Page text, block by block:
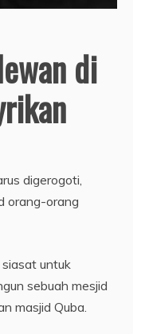
di
digerogoti,
orang-orang
untuk
sebuah mesjid
masjid Quba.